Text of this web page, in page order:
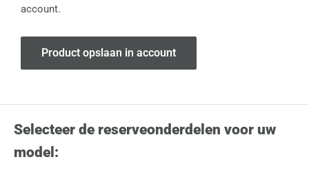
account.
Product opslaan in account
Selecteer de reserveonderdelen voor uw
model: